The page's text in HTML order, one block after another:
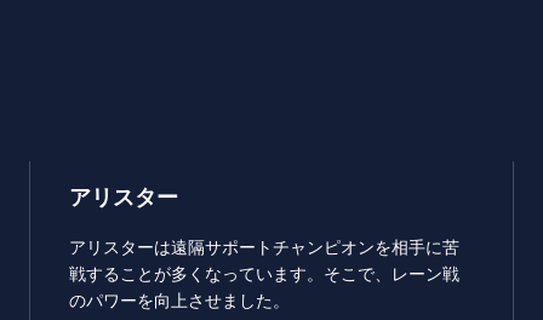
アリスター
アリスターは遠隔サポートチャンピオンを相手に苦
戦することが多くなっています。そこで、レーン戦
のパワーを向上させました。